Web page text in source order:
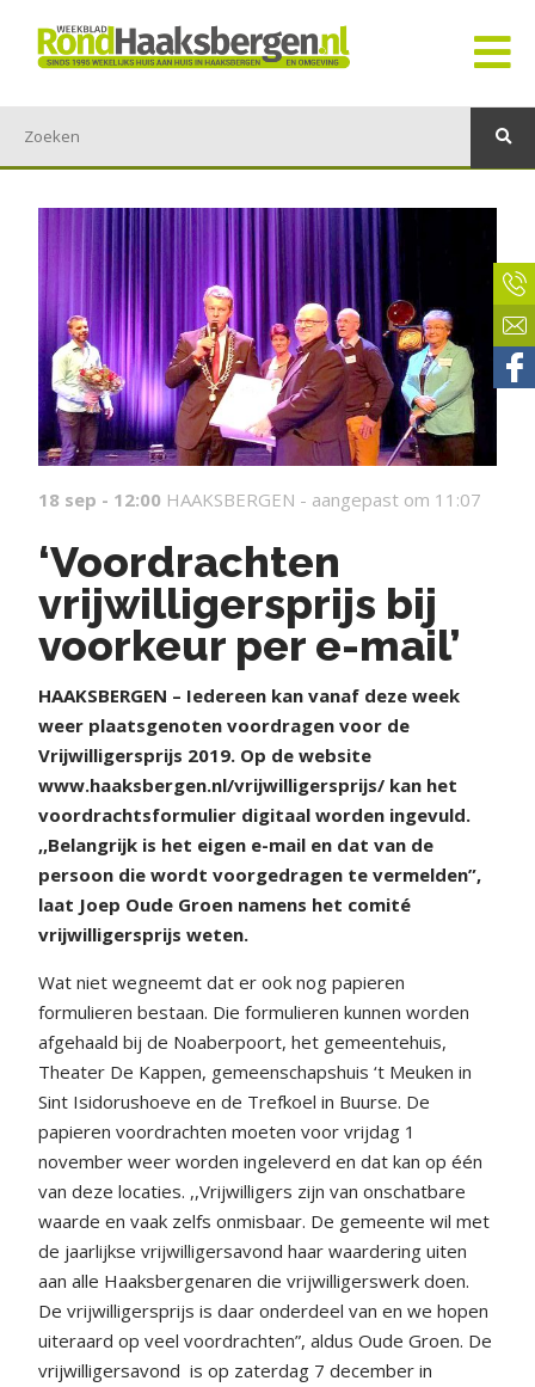
18 sep - 12:00 HAAKSBERGEN - aangepast om 11:07
‘Voordrachten
vrijwilligersprijs bij
voorkeur per e-mail’
HAAKSBERGEN – Iedereen kan vanaf deze week
weer plaatsgenoten voordragen voor de
Vrijwilligersprijs 2019. Op de website
www.haaksbergen.nl/vrijwilligersprijs/ kan het
voordrachtsformulier digitaal worden ingevuld.
,,Belangrijk is het eigen e-mail en dat van de
persoon die wordt voorgedragen te vermelden”,
laat Joep Oude Groen namens het comité
vrijwilligersprijs weten.
Wat niet wegneemt dat er ook nog papieren
formulieren bestaan. Die formulieren kunnen worden
afgehaald bij de Noaberpoort, het gemeentehuis,
Theater De Kappen, gemeenschapshuis ‘t Meuken in
Sint Isidorushoeve en de Trefkoel in Buurse. De
papieren voordrachten moeten voor vrijdag 1
november weer worden ingeleverd en dat kan op één
van deze locaties. ,,Vrijwilligers zijn van onschatbare
waarde en vaak zelfs onmisbaar. De gemeente wil met
de jaarlijkse vrijwilligersavond haar waardering uiten
aan alle Haaksbergenaren die vrijwilligerswerk doen.
De vrijwilligersprijs is daar onderdeel van en we hopen
uiteraard op veel voordrachten”, aldus Oude Groen. De
vrijwilligersavond is op zaterdag 7 december in